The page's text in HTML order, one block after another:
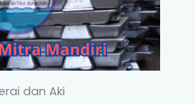
dan Aki